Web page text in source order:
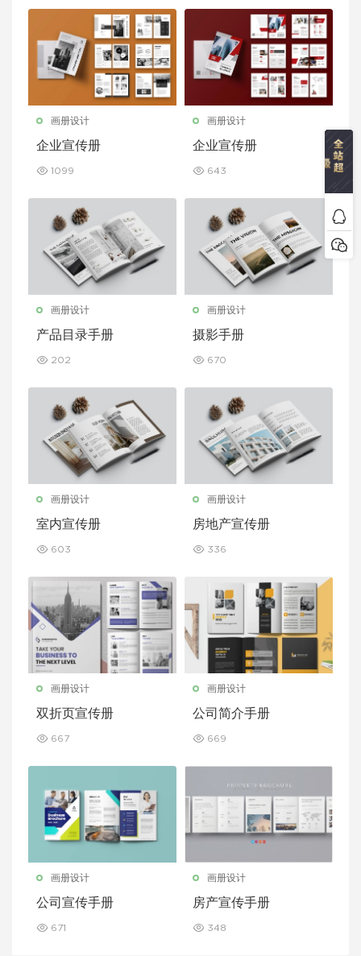
画册设计
企业宣传册
1099
画册设计
企业宣传册
643
画册设计
产品目录手册
202
画册设计
摄影手册
670
画册设计
室内宣传册
603
画册设计
房地产宣传册
336
画册设计
双折页宣传册
667
画册设计
公司简介手册
669
画册设计
公司宣传手册
671
画册设计
房产宣传手册
348